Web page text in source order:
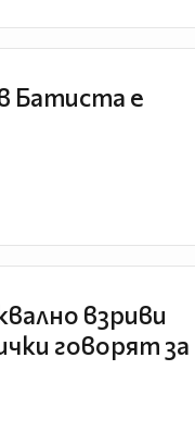
Батиста е
взриви
говорят за